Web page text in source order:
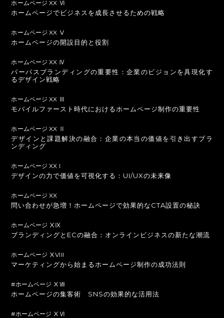
ホームページ XX Ⅵ
ホームページでビジネスを成長させるための戦略
ホームページ XX Ⅴ
ホームページの開設目的と役割
ホームページ XX Ⅳ
パーパスブランディングの重要性：企業のビジョンを具現化す
るデザイン戦略
ホームページ XX Ⅲ
モバイルファースト時代におけるホームページ制作の重要性
ホームページ XX Ⅱ
デザインと課題解決の融合：企業の本当の価値を引き出すブラ
ンディング
ホームページ XX I
デザインの力で価値を可視化する：UI/UXの未来像
ホームページ XX
問い合わせが急増！ホームページで効果的なCTA設置の秘訣
ホームページ ⅩⅨ
ブランディングとECの融合：オンラインビジネスの新たな潮流
ホームページ ⅩVIII
マーケティングから始まるホームページ制作の成功法則
#ホームページ ⅩⅦ
ホームページの集客術 SNSの効果的な活用法
#ホームページ ⅩⅥ